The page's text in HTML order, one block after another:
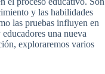
y las habilidades
las pruebas influyen en
una nueva
exploraremos varios